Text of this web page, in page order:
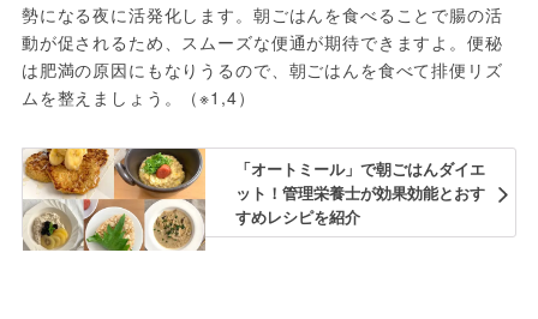
勢になる夜に活発化します。朝ごはんを食べることで腸の活
動が促されるため、スムーズな便通が期待できますよ。便秘
は肥満の原因にもなりうるので、朝ごはんを食べて排便リズ
ムを整えましょう。（※1,4）
「オートミール」で朝ごはんダイエ
ット！管理栄養士が効果効能とおす
すめレシピを紹介